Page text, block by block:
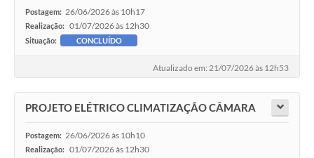
Postagem: 26/06/2026 às 10h17
Realização: 01/07/2026 às 12h30
Situação: CONCLUÍDO
Atualizado em: 21/07/2026 às 12h53
PROJETO ELÉTRICO CLIMATIZAÇÃO CÂMARA
Postagem: 26/06/2026 às 10h10
Realização: 01/07/2026 às 12h30